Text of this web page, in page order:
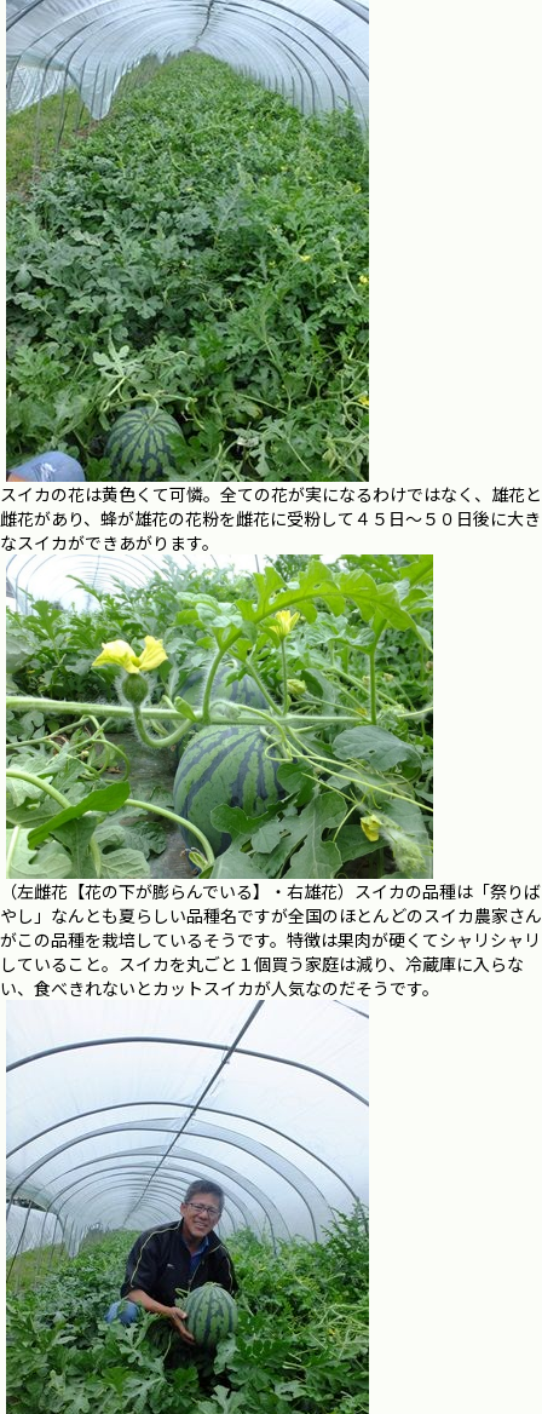
スイカの花は黄色くて可憐。全ての花が実になるわけではなく、雄花と
雌花があり、蜂が雄花の花粉を雌花に受粉して４５日～５０日後に大き
なスイカができあがります。
（左雌花【花の下が膨らんでいる】・右雄花）スイカの品種は「祭りば
やし」なんとも夏らしい品種名ですが全国のほとんどのスイカ農家さん
がこの品種を栽培しているそうです。特徴は果肉が硬くてシャリシャリ
していること。スイカを丸ごと１個買う家庭は減り、冷蔵庫に入らな
い、食べきれないとカットスイカが人気なのだそうです。